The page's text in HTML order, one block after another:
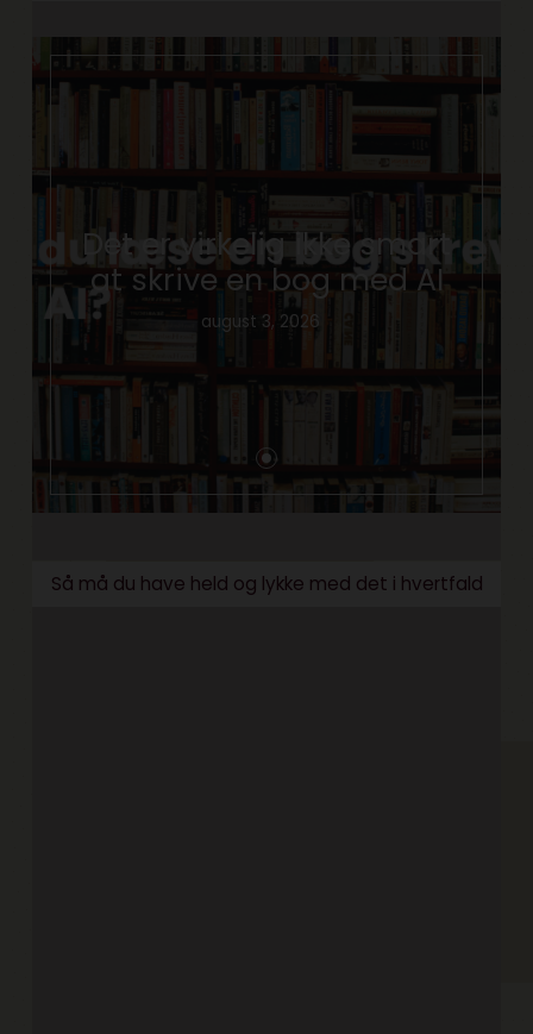
Det er virkelig ikke smart
at skrive en bog med AI
august 3, 2026
Så må du have held og lykke med det i hvertfald